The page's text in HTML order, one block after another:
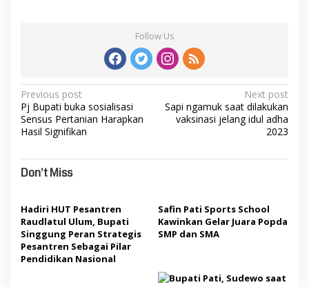
Follow Us
Post
navigation
Previous post
Pj Bupati buka sosialisasi
Sensus Pertanian Harapkan
Hasil Signifikan
Next post
Sapi ngamuk saat dilakukan
vaksinasi jelang idul adha
2023
Don't Miss
Hadiri HUT Pesantren
Raudlatul Ulum, Bupati
Singgung Peran Strategis
Pesantren Sebagai Pilar
Pendidikan Nasional
Safin Pati Sports School
Kawinkan Gelar Juara Popda
SMP dan SMA